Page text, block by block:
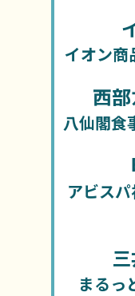
イオン商
西
八仙閣食
アビス
まるっ